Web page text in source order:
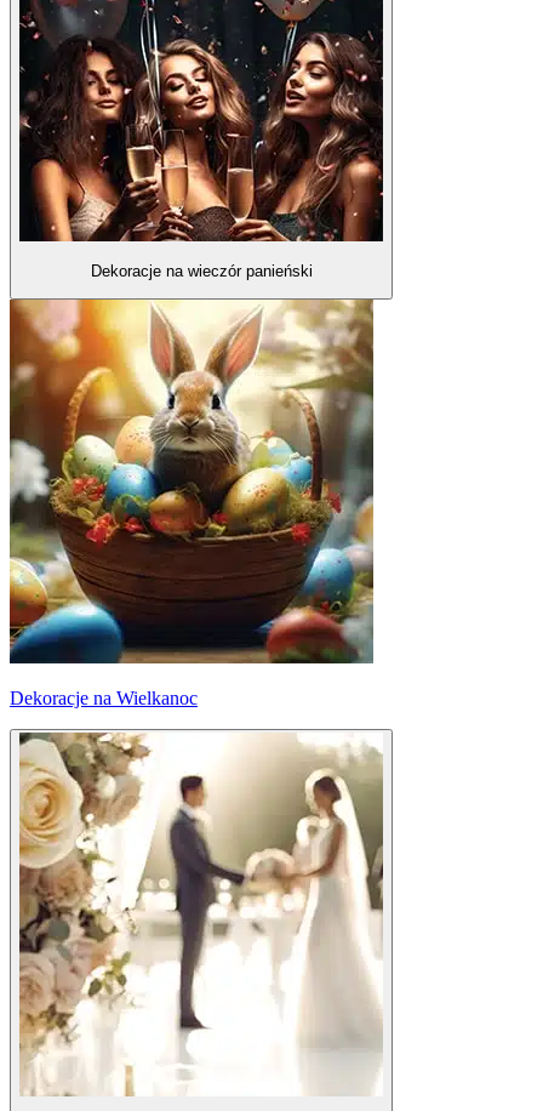
Dekoracje na wieczór panieński
Dekoracje na Wielkanoc